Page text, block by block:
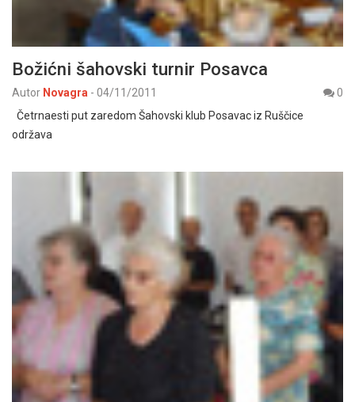
Božićni šahovski turnir Posavca
Autor Novagra - 04/11/2011
0
Četrnaesti put zaredom Šahovski klub Posavac iz Ruščice
održava